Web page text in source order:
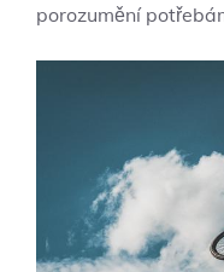
porozumění